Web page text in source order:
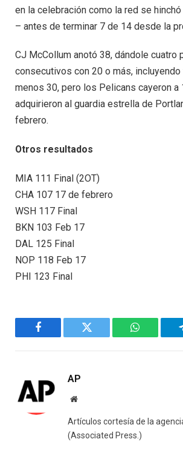
en la celebración como la red se
– antes de terminar 7 de 14 desde la
CJ McCollum anotó 38, dándole cuatro
consecutivos con 20 o más, incluyendo
menos 30, pero los Pelicans cayeron a
adquirieron al guardia estrella de
febrero.
Otros resultados
MIA 111 Final (2OT)
CHA 107 17 de febrero
WSH 117 Final
BKN 103 Feb 17
DAL 125 Final
NOP 118 Feb 17
PHI 123 Final
Facebook Twitter WhatsApp
AP
Website
Artículos cortesía de la
(Associated Press.)